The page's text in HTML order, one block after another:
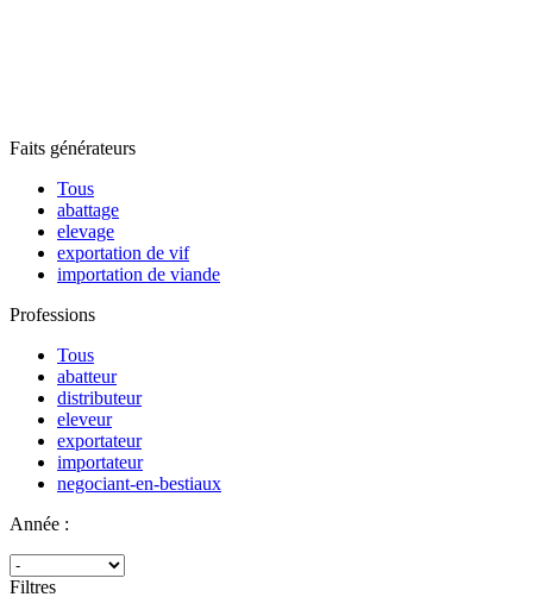
Faits générateurs
Tous
abattage
elevage
exportation de vif
importation de viande
Professions
Tous
abatteur
distributeur
eleveur
exportateur
importateur
negociant-en-bestiaux
Année :
Filtres